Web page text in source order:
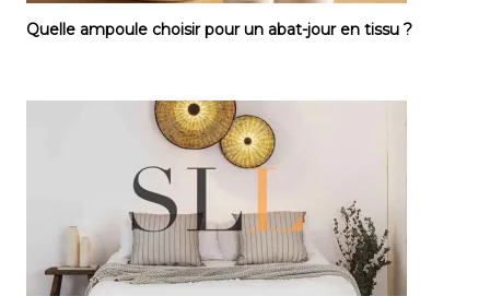
Quelle ampoule choisir pour un abat-jour en tissu ?
Quelle ampoule choisir pour un abat-jour en tissu ?